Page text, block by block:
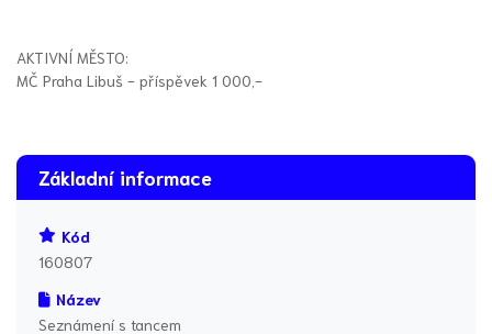
AKTIVNÍ MĚSTO:
MČ Praha Libuš - příspěvek 1 000,-
Základní informace
Kód
160807
Název
Seznámení s tancem